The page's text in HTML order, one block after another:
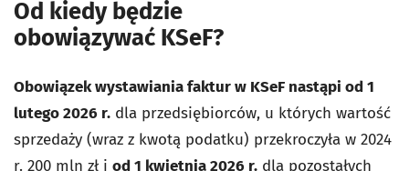
Od kiedy będzie
obowiązywać KSeF?
Obowiązek wystawiania faktur w KSeF nastąpi od 1
lutego 2026 r. dla przedsiębiorców, u których wartość
sprzedaży (wraz z kwotą podatku) przekroczyła w 2024
r. 200 mln zł i od 1 kwietnia 2026 r. dla pozostałych